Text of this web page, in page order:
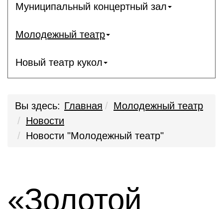
Муниципальный концертный зал
Молодежный театр
Новый театр кукол
Вы здесь: Главная
Молодежный театр
Новости
Новости "Молодежный театр"
«Золотой